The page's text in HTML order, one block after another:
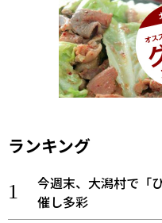
ランキング
今週末、大潟村で「
催し多彩